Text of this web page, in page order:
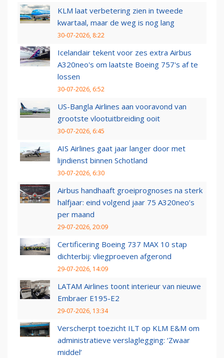
KLM laat verbetering zien in tweede
kwartaal, maar de weg is nog lang
30-07-2026, 8:22
Icelandair tekent voor zes extra Airbus
A320neo's om laatste Boeing 757's af te
lossen
30-07-2026, 6:52
US-Bangla Airlines aan vooravond van
grootste vlootuitbreiding ooit
30-07-2026, 6:45
AIS Airlines gaat jaar langer door met
lijndienst binnen Schotland
30-07-2026, 6:30
Airbus handhaaft groeiprognoses na sterk
halfjaar: eind volgend jaar 75 A320neo’s
per maand
29-07-2026, 20:09
Certificering Boeing 737 MAX 10 stap
dichterbij: vliegproeven afgerond
29-07-2026, 14:09
LATAM Airlines toont interieur van nieuwe
Embraer E195-E2
29-07-2026, 13:34
Verscherpt toezicht ILT op KLM E&M om
administratieve verslaglegging: ‘Zwaar
middel’